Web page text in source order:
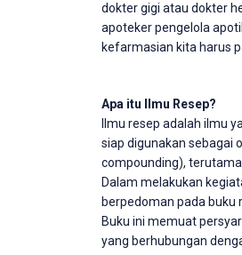
dokter gigi atau dokter
apoteker pengelola
kefarmasian kita harus
Apa itu Ilmu Resep?
Ilmu resep adalah ilmu
siap digunakan sebagai
compounding),
Dalam melakukan
berpedoman pada buku
Buku ini memuat
yang berhubungan